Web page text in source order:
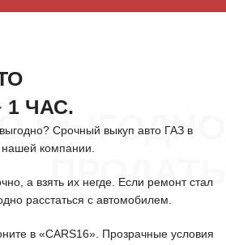
ВЫГОДНО
ПРОДАТЬ
1 ЧАС.
Срочный выкуп авто ГАЗ в
компании.
а взять их негде. Если ремонт стал
расстаться с автомобилем.
в «CARS16». Прозрачные условия